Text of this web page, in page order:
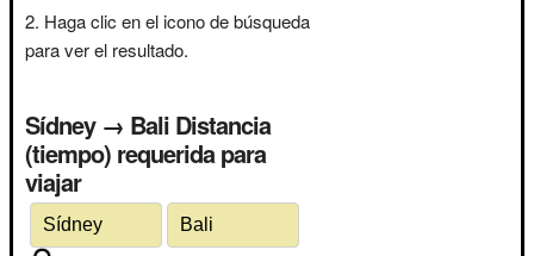
Haga clic en el icono de búsqueda
para ver el resultado.
Sídney → Bali Distancia
(tiempo) requerida para
viajar